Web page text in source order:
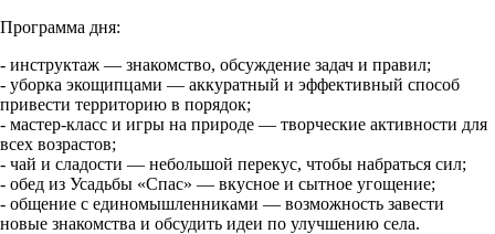
Программа дня:
- инструктаж — знакомство, обсуждение задач и правил;
- уборка экощипцами — аккуратный и эффективный способ
привести территорию в порядок;
- мастер‑класс и игры на природе — творческие активности для
всех возрастов;
- чай и сладости — небольшой перекус, чтобы набраться сил;
- обед из Усадьбы «Спас» — вкусное и сытное угощение;
- общение с единомышленниками — возможность завести
новые знакомства и обсудить идеи по улучшению села.